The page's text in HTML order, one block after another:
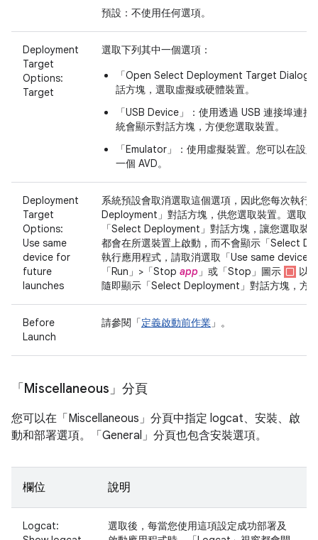
預設：不使用任何選項。
Deployment
Target
Options:
Target
選取下列其中一個選項：
「Open Select Deployment Target Dialog
話方塊，選取虛擬或硬體裝置。
「USB Device」
：使用透過 USB 連接埠連
統會顯示對話方塊，方便您選取裝置。
「Emulator」
：使用虛擬裝置。您可以在設
一個 AVD。
Deployment
Target
Options:
Use same
device for
future
launches
系統預設會取消選取這個選項，因此您每次執行
Deployment」 對話方塊，供您選取裝置。選取
「Select Deployment」 對話方塊，讓您選取裝
都會在所選裝置上啟動，而不會顯示「Select
執行應用程式，請取消選取「Use same device
「Run」>「Stop app 」 或「Stop」 圖示
以
隨即顯示「Select Deployment」 對話方塊，方
Before
Launch
請參閱「定義啟動前作業 」。
「Miscellaneous」分頁
您可以在「Miscellaneous」 分頁中指定 logcat、安裝、啟
動和部署選項。「General」 分頁也包含安裝選項。
欄位 說明
Logcat:
選取後，每當您使用這項設定成功部署及